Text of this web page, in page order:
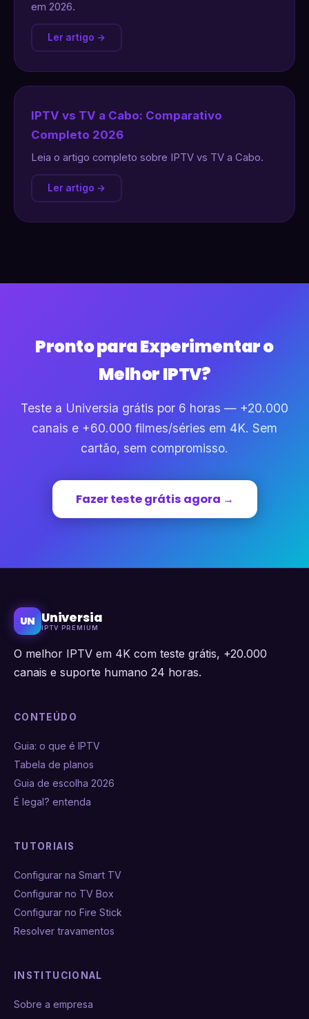
em 2026.
Ler artigo →
IPTV vs TV a Cabo: Comparativo
Completo 2026
Leia o artigo completo sobre IPTV vs TV a Cabo.
Ler artigo →
Pronto para Experimentar o
Melhor IPTV?
Teste a Universia grátis por 6 horas — +20.000
canais e +60.000 filmes/séries em 4K. Sem
cartão, sem compromisso.
Fazer teste grátis agora →
UN Universia
IPTV PREMIUM
O melhor IPTV em 4K com teste grátis, +20.000
canais e suporte humano 24 horas.
CONTEÚDO
Guia: o que é IPTV
Tabela de planos
Guia de escolha 2026
É legal? entenda
TUTORIAIS
Configurar na Smart TV
Configurar no TV Box
Configurar no Fire Stick
Resolver travamentos
INSTITUCIONAL
Sobre a empresa